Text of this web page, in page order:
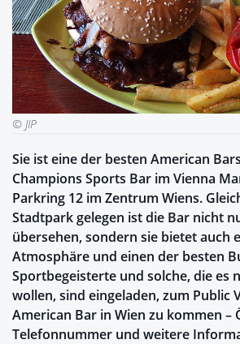
© JIP
Sie ist eine der besten American
Champions Sports Bar im Vienna
Parkring 12 im Zentrum Wiens.
Stadtpark gelegen ist die Bar nicht
übersehen, sondern sie bietet auch
Atmosphäre und einen der besten
Sportbegeisterte und solche, die es
wollen, sind eingeladen, zum Public
American Bar in Wien zu kommen –
Telefonnummer und weitere